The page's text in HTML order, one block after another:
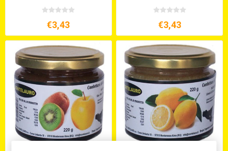
€3,43 €3,43